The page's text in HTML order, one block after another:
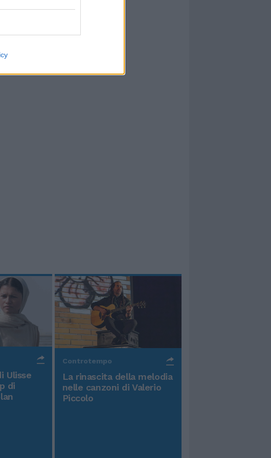
Ulisse
di
Controtempo
La rinascita della melodia
nelle canzoni di Valerio
Piccolo